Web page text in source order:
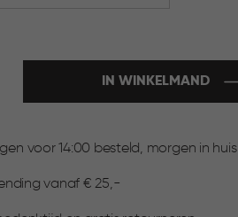
IN WINKELMAND
voor 14:00 besteld, morgen in huis
vanaf € 25,-